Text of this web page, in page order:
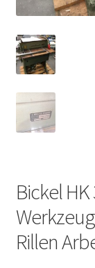
Bickel
Rillen